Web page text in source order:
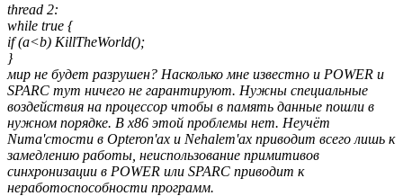
thread 2:
while true {
if (a<b) KillTheWorld();
}
мир не будет разрушен? Насколько мне известно и POWER и
SPARC тут ничего не гарантируют. Нужны специальные
воздействия на процессор чтобы в память данные пошли в
нужном порядке. В x86 этой проблемы нет. Неучёт
Numa'стости в Opteron'ах и Nehalem'ах приводит всего лишь к
замедлению работы, неиспользование примитивов
синхронизации в POWER или SPARC приводит к
неработоспособности программ.